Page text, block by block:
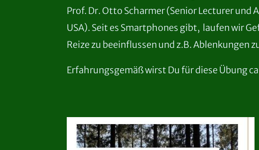
Prof. Dr. Otto Scharmer (Senior Lecturer
USA). Seit es Smartphones gibt, laufen wir
Reize zu beeinflussen und z.B. Ablenkungen
Erfahrungsgemäß wirst Du für diese Übung